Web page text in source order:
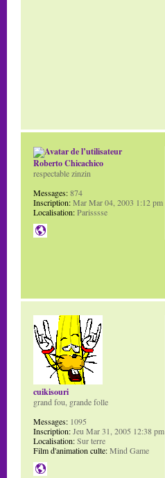
Roberto Chicachico
respectable zinzin
Messages:874
Inscription:Mar Mar 04, 2003 1:12 pm
Localisation:Parisssse
cuikisouri
grand fou, grande folle
Messages: 1095
Inscription:Jeu Mar 31, 2005 12:38 pm
Localisation:Sur terre
Film d'animation culte:Mind Game